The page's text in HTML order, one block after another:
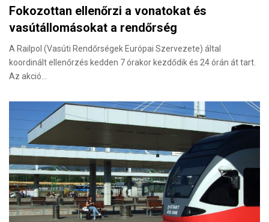
Fokozottan ellenőrzi a vonatokat és
vasútállomásokat a rendőrség
A Railpol (Vasúti Rendőrségek Európai Szervezete) által
koordinált ellenőrzés kedden 7 órakor kezdődik és 24 órán át tart.
Az akció…